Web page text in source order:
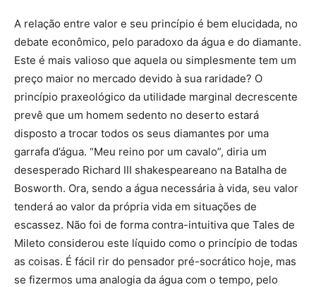
A relação entre valor e seu princípio é bem elucidada, no
debate econômico, pelo paradoxo da água e do diamante.
Este é mais valioso que aquela ou simplesmente tem um
preço maior no mercado devido à sua raridade? O
princípio praxeológico da utilidade marginal decrescente
prevê que um homem sedento no deserto estará
disposto a trocar todos os seus diamantes por uma
garrafa d’água. “Meu reino por um cavalo”, diria um
desesperado Richard III shakespeareano na Batalha de
Bosworth. Ora, sendo a água necessária à vida, seu valor
tenderá ao valor da própria vida em situações de
escassez. Não foi de forma contra-intuitiva que Tales de
Mileto considerou este líquido como o princípio de todas
as coisas. É fácil rir do pensador pré-socrático hoje, mas
se fizermos uma analogia da água com o tempo, pelo